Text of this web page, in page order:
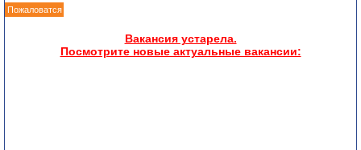
Пожаловатся
Вакансия устарела.
Посмотрите новые актуальные вакансии: